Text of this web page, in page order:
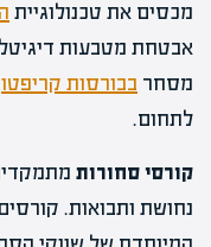
מכסים את טכנולוגיית
אבטחת מטבעות
מסחר בבורסות קריפטו
לתחום.
קורסי סחורות
נחושת ותבואות.